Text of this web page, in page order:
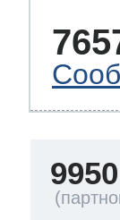
9950